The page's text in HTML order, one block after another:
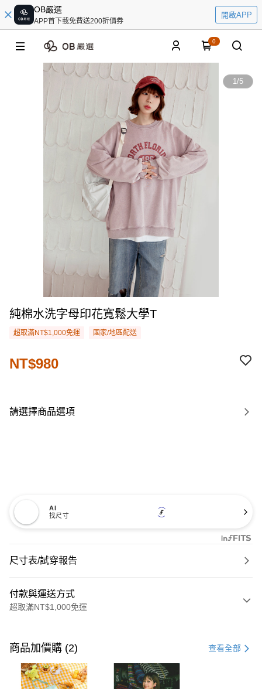
OB嚴選
APP首下載免費送200折價券
開啟APP
0
1/5
純棉水洗字母印花寬鬆大學T
超取滿NT$1,000免運 國家/地區配送
NT$980
請選擇商品選項
AI
找尺寸
尺寸表/試穿報告
付款與運送方式
超取滿NT$1,000免運
信用卡一次付款
購物金
商品加價購 (2) 查看全部